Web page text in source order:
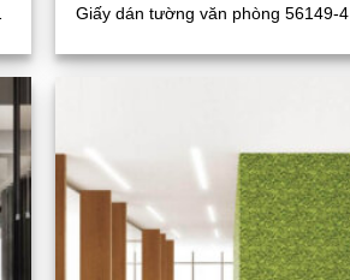
Giấy dán tường văn phòng 56149-4